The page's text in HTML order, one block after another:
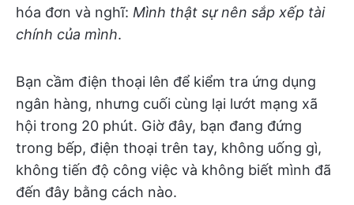
hóa đơn và nghĩ: Mình thật sự nên sắp xếp tài
chính của mình.
Bạn cầm điện thoại lên để kiểm tra ứng dụng
ngân hàng, nhưng cuối cùng lại lướt mạng xã
hội trong 20 phút. Giờ đây, bạn đang đứng
trong bếp, điện thoại trên tay, không uống gì,
không tiến độ công việc và không biết mình đã
đến đây bằng cách nào.